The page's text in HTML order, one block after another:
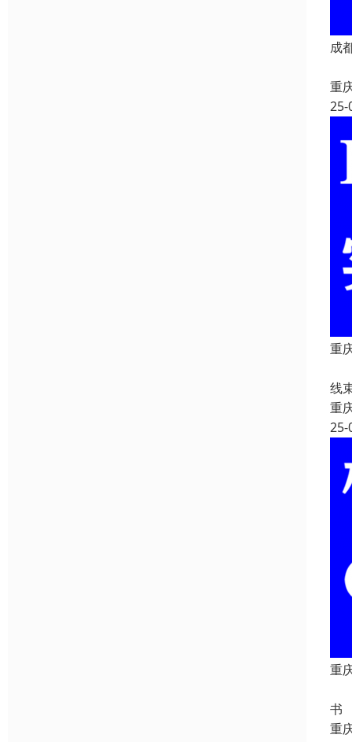
成
重
25-
重
线
重
25-
重
书
重